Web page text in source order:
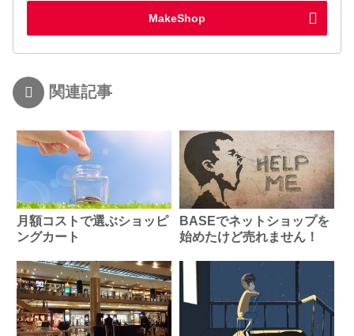
MakeShop
関連記事
月額コストで選ぶショッピ
ングカート
BASEでネットショップを
始めたけど売れません！